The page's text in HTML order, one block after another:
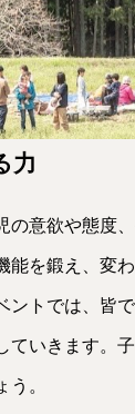
力
の意欲や態度
能を鍛え、変
ントでは、皆
ていきます。
。